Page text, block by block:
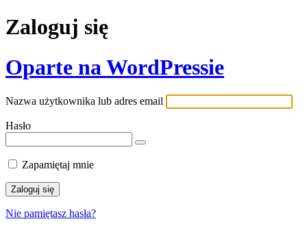
Zaloguj się
Oparte na WordPressie
Nazwa użytkownika lub adres email
Hasło
Zapamiętaj mnie
Nie pamiętasz hasła?